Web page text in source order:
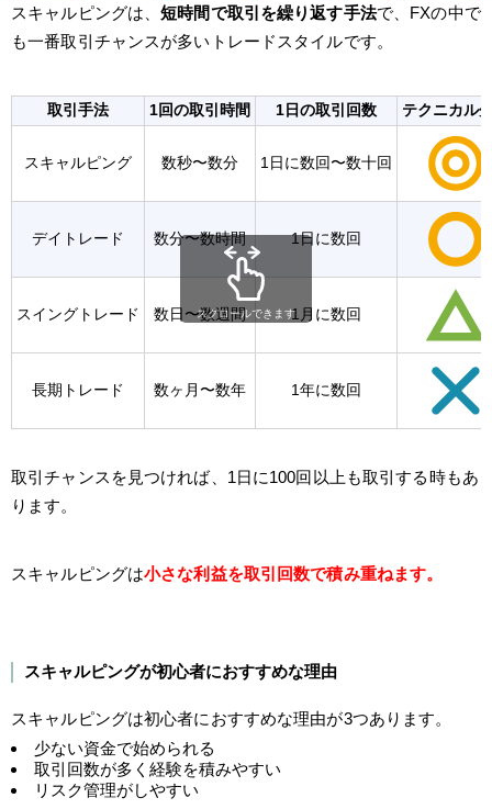
スキャルピングは、短時間で取引を繰り返す手法で、FXの中で
も一番取引チャンスが多いトレードスタイルです。
取引手法 1回の取引時間 1日の取引回数 テクニカル
スキャルピング 数秒〜数分 1日に数回〜数十回
デイトレード 数分〜数時間 1日に数回
スイングトレード 数日〜数週間 1月に数回
長期トレード 数ヶ月〜数年 1年に数回
スクロールできます
取引チャンスを見つければ、1日に100回以上も取引する時もあ
ります。
スキャルピングは小さな利益を取引回数で積み重ねます。
スキャルピングが初心者におすすめな理由
スキャルピングは初心者におすすめな理由が3つあります。
少ない資金で始められる
取引回数が多く経験を積みやすい
リスク管理がしやすい